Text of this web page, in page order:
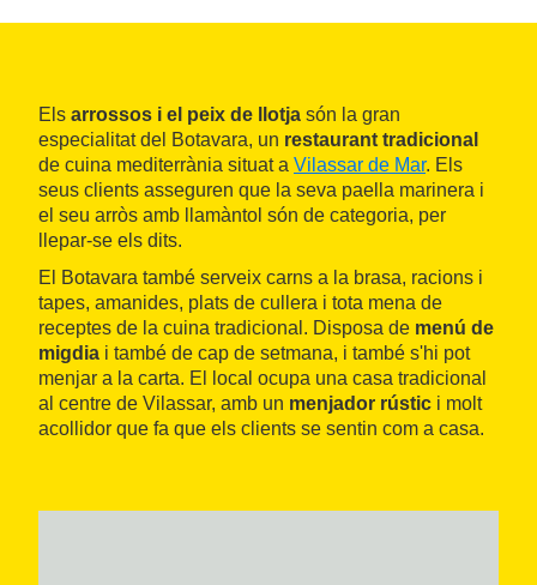
Els arrossos i el peix de llotja són la gran
especialitat del Botavara, un restaurant tradicional
de cuina mediterrània situat a Vilassar de Mar. Els
seus clients asseguren que la seva paella marinera i
el seu arròs amb llamàntol són de categoria, per
llepar-se els dits.
El Botavara també serveix carns a la brasa, racions i
tapes, amanides, plats de cullera i tota mena de
receptes de la cuina tradicional. Disposa de menú de
migdia i també de cap de setmana, i també s'hi pot
menjar a la carta. El local ocupa una casa tradicional
al centre de Vilassar, amb un menjador rústic i molt
acollidor que fa que els clients se sentin com a casa.